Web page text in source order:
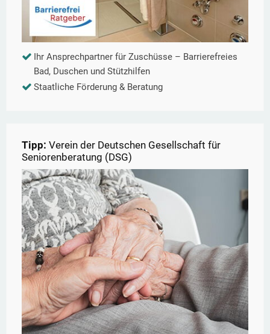
Ihr Ansprechpartner für Zuschüsse – Barrierefreies
Bad, Duschen und Stützhilfen
Staatliche Förderung & Beratung
Tipp: Verein der Deutschen Gesellschaft für
Seniorenberatung (DSG)